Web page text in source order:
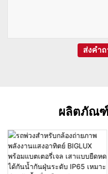
ส่งคำ
ผลิตภัณฑ์